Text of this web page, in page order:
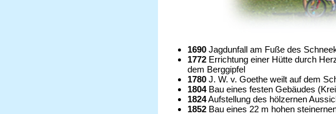
1690 Jagdunfall am Fuße des
1772 Errichtung einer Hütte durch
dem Berggipfel
1780 J. W. v. Goethe weilt auf dem
1804Bau eines festen Gebäudes
1824Aufstellung des hölzernen
1852 Bau eines 22 m hohen